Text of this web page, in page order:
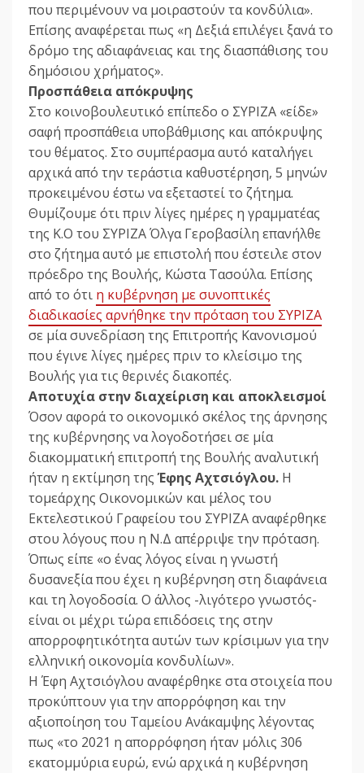
που περιμένουν να μοιραστούν τα κονδύλια».
Επίσης αναφέρεται πως «η Δεξιά επιλέγει ξανά το
δρόμο της αδιαφάνειας και της διασπάθισης του
δημόσιου χρήματος».
Προσπάθεια απόκρυψης
Στο κοινοβουλευτικό επίπεδο ο ΣΥΡΙΖΑ «είδε»
σαφή προσπάθεια υποβάθμισης και απόκρυψης
του θέματος. Στο συμπέρασμα αυτό καταλήγει
αρχικά από την τεράστια καθυστέρηση, 5 μηνών
προκειμένου έστω να εξεταστεί το ζήτημα.
Θυμίζουμε ότι πριν λίγες ημέρες η γραμματέας
της Κ.Ο του ΣΥΡΙΖΑ Όλγα Γεροβασίλη επανήλθε
στο ζήτημα αυτό με επιστολή που έστειλε στον
πρόεδρο της Βουλής, Κώστα Τασούλα. Επίσης
από το ότι η κυβέρνηση με συνοπτικές
διαδικασίες αρνήθηκε την πρόταση του ΣΥΡΙΖΑ
σε μία συνεδρίαση της Επιτροπής Κανονισμού
που έγινε λίγες ημέρες πριν το κλείσιμο της
Βουλής για τις θερινές διακοπές.
Αποτυχία στην διαχείριση και αποκλεισμοί
Όσον αφορά το οικονομικό σκέλος της άρνησης
της κυβέρνησης να λογοδοτήσει σε μία
διακομματική επιτροπή της Βουλής αναλυτική
ήταν η εκτίμηση τηςΈφης Αχτσιόγλου. Η
τομεάρχης Οικονομικών και μέλος του
Εκτελεστικού Γραφείου του ΣΥΡΙΖΑ αναφέρθηκε
στου λόγους που η Ν.Δ απέρριψε την πρόταση.
Όπως είπε «ο ένας λόγος είναι η γνωστή
δυσανεξία που έχει η κυβέρνηση στη διαφάνεια
και τη λογοδοσία. Ο άλλος -λιγότερο γνωστός-
είναι οι μέχρι τώρα επιδόσεις της στην
απορροφητικότητα αυτών των κρίσιμων για την
ελληνική οικονομία κονδυλίων».
Η Έφη Αχτσιόγλου αναφέρθηκε στα στοιχεία που
προκύπτουν για την απορρόφηση και την
αξιοποίηση του Ταμείου Ανάκαμψης λέγοντας
πως «το 2021 η απορρόφηση ήταν μόλις 306
εκατομμύρια ευρώ, ενώ αρχικά η κυβέρνηση